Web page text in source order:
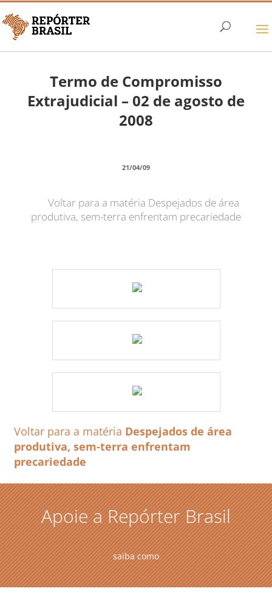
Termo de Compromisso
Extrajudicial – 02 de agosto de
2008
21/04/09
Voltar para a matéria Despejados de área
produtiva, sem-terra enfrentam precariedade
Voltar para a matéria Despejados de área
produtiva, sem-terra enfrentam
precariedade
Apoie a Repórter Brasil
saiba como